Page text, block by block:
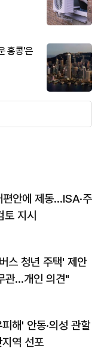
홍콩'은
안에 제동…ISA·주
토 지시
스 청년 주택' 제안
관…개인 의견"
해' 안동·의성 관할
역 선포